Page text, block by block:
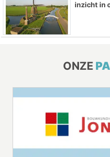
inzicht in
ONZE